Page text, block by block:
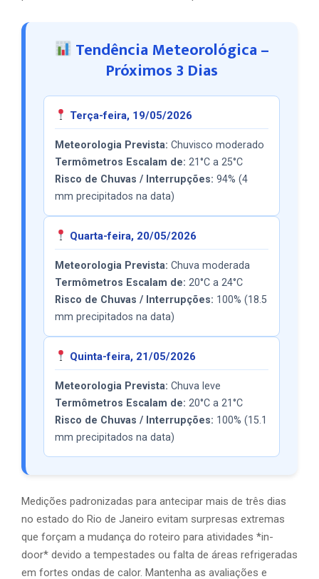
Tendência Meteorológica –
Próximos 3 Dias
Terça-feira, 19/05/2026
Meteorologia Prevista: Chuvisco moderado
Termômetros Escalam de: 21°C a 25°C
Risco de Chuvas / Interrupções: 94% (4
mm precipitados na data)
Quarta-feira, 20/05/2026
Meteorologia Prevista: Chuva moderada
Termômetros Escalam de: 20°C a 24°C
Risco de Chuvas / Interrupções: 100% (18.5
mm precipitados na data)
Quinta-feira, 21/05/2026
Meteorologia Prevista: Chuva leve
Termômetros Escalam de: 20°C a 21°C
Risco de Chuvas / Interrupções: 100% (15.1
mm precipitados na data)
Medições padronizadas para antecipar mais de três dias
no estado do Rio de Janeiro evitam surpresas extremas
que forçam a mudança do roteiro para atividades *in-
door* devido a tempestades ou falta de áreas refrigeradas
em fortes ondas de calor. Mantenha as avaliações e